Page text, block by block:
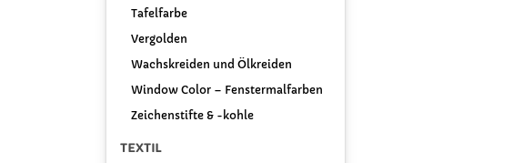
Tafelfarbe
Vergolden
Wachskreiden und Ölkreiden
Window Color – Fenstermalfarben
Zeichenstifte & -kohle
TEXTIL